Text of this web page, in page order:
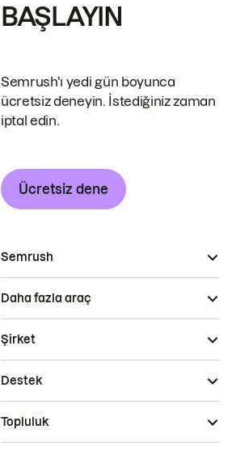
BAŞLAYIN
Semrush'ı yedi gün boyunca
ücretsiz deneyin. İstediğiniz zaman
iptal edin.
Ücretsiz dene
Semrush
Daha fazla araç
Şirket
Destek
Topluluk